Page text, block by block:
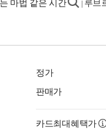
마법 같은 시간 루브
정가
판매가
카드최대혜택가